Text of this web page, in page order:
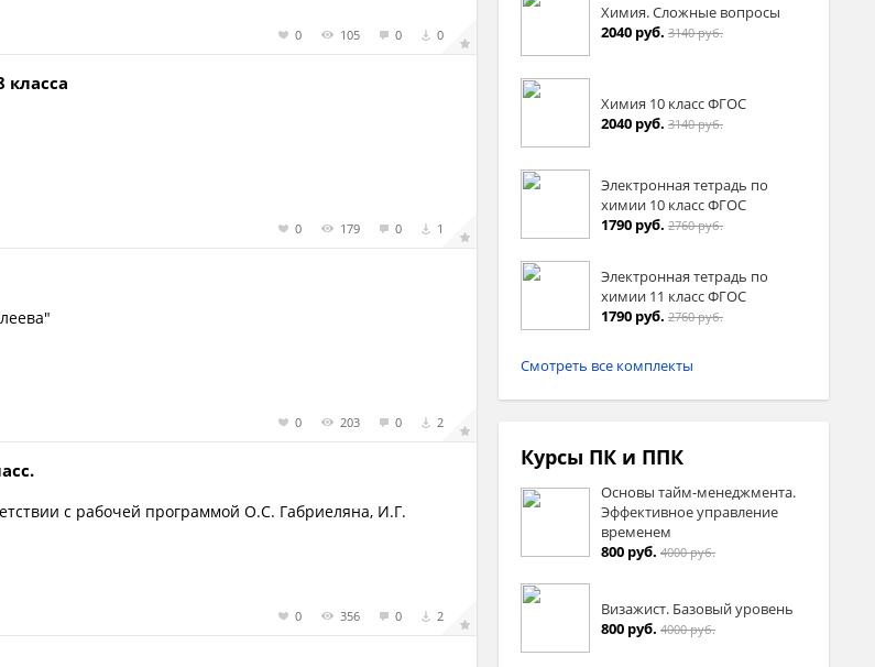
0 105 0 0
класса
0 179 0 1
0 203 0 2
с рабочей программой О.С. Габриеляна, И.Г.
0 356 0 2
Химия. Сложные вопросы
2040 руб. 3140 руб.
Химия 10 класс ФГОС
2040 руб. 3140 руб.
Электронная тетрадь по
химии 10 класс ФГОС
1790 руб. 2760 руб.
Электронная тетрадь по
химии 11 класс ФГОС
1790 руб. 2760 руб.
Смотреть все комплекты
Курсы ПК и ППК
Основы тайм-менеджмента.
Эффективное управление
временем
800 руб. 4000 руб.
Визажист. Базовый уровень
800 руб. 4000 руб.